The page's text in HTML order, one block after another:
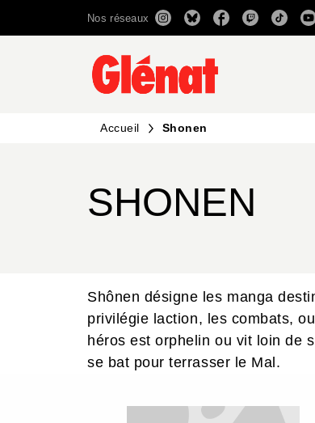
RECHERCHE
Nos réseaux
Accueil Shonen
SHONEN
Shônen désigne les manga
privilégie laction, les combats,
héros est orphelin ou vit loin de
se bat pour terrasser le Mal.